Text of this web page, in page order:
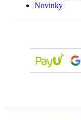
Novinky